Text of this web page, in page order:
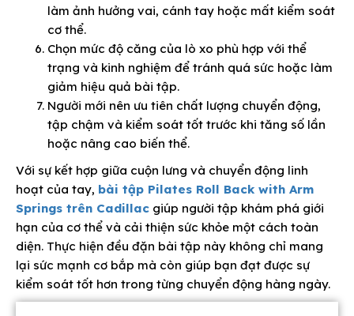
làm ảnh hưởng vai, cánh tay hoặc mất kiểm soát
cơ thể.
Chọn mức độ căng của lò xo phù hợp với thể
trạng và kinh nghiệm để tránh quá sức hoặc làm
giảm hiệu quả bài tập.
Người mới nên ưu tiên chất lượng chuyển động,
tập chậm và kiểm soát tốt trước khi tăng số lần
hoặc nâng cao biến thể.
Với sự kết hợp giữa cuộn lưng và chuyển động linh
hoạt của tay, bài tập Pilates Roll Back with Arm
Springs trên Cadillac giúp người tập khám phá giới
hạn của cơ thể và cải thiện sức khỏe một cách toàn
diện. Thực hiện đều đặn bài tập này không chỉ mang
lại sức mạnh cơ bắp mà còn giúp bạn đạt được sự
kiểm soát tốt hơn trong từng chuyển động hàng ngày.